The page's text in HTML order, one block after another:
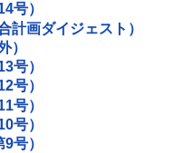
号）
計画ダイジェスト）
）
号）
号）
号）
号）
号）